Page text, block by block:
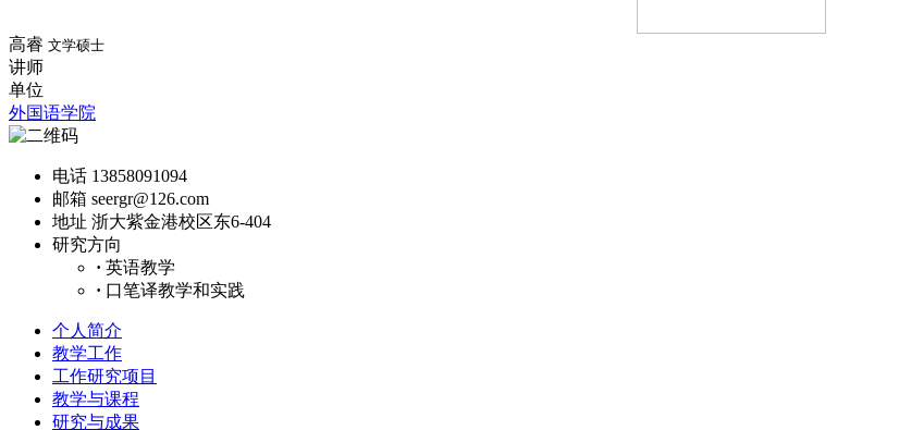
高睿 文学硕士
讲师
单位
外国语学院
电话 13858091094
邮箱 seergr@126.com
地址 浙大紫金港校区东6-404
研究方向
· 英语教学
· 口笔译教学和实践
个人简介
教学工作
工作研究项目
教学与课程
研究与成果